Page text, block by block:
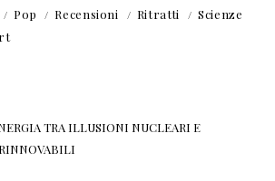
Pop Recensioni Ritratti
Scienze
TRA ILLUSIONI NUCLEARI E